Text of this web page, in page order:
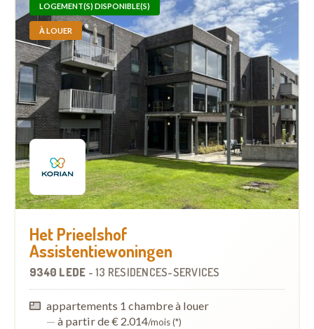
LOGEMENT(S) DISPONIBLE(S)
À LOUER
Het Prieelshof
Assistentiewoningen
9340 LEDE - 13 RÉSIDENCES-SERVICES
appartements 1 chambre à louer
— à partir de € 2.014/mois (*)